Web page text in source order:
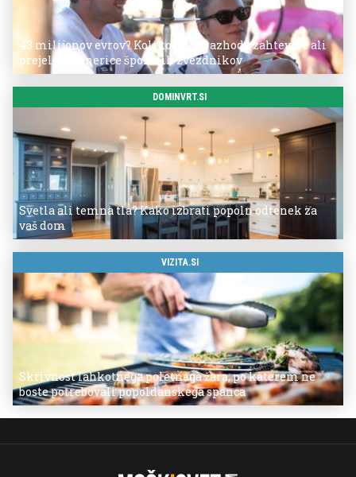
43 milijonov evrov? Koliko so po razhodu zahtevale ali
prejele partnerice športnih zvezdnikov
DOMINVRT.SI
Svetla ali temna tla? Kako izbrati popoln odtenek za
vaš dom
VIZITA.SI
Skrivnost lahkotnega poletnega žara, po katerem ne
boste potrebovali popoldanskega spanca